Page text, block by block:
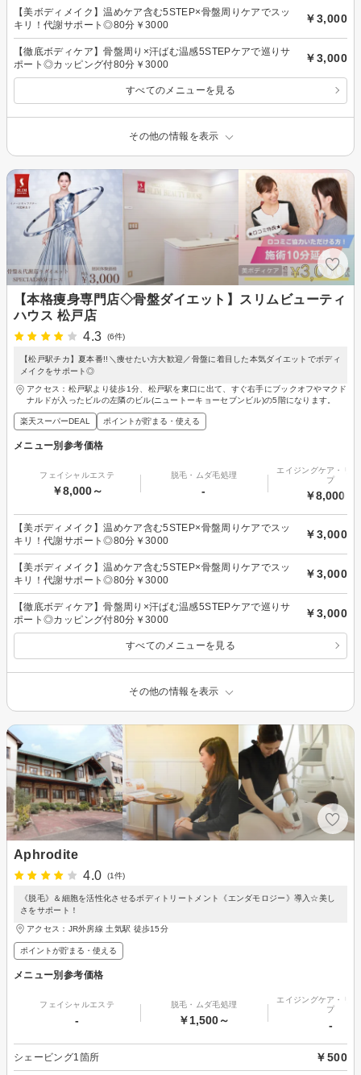
【美ボディメイク】温めケア含む5STEP×骨盤周りケアでスッ
キリ！代謝サポート◎80分￥3000
￥3,000
【徹底ボディケア】骨盤周り×汗ばむ温感5STEPケアで巡りサ
ポート◎カッピング付80分￥3000
￥3,000
すべてのメニューを見る
その他の情報を表示
【本格痩身専門店◇骨盤ダイエット】スリムビューティ
ハウス 松戸店
4.3
(6件)
【松戸駅チカ】夏本番!!＼痩せたい方大歓迎／骨盤に着目した本気ダイエットでボディ
メイクをサポート◎
アクセス：松戸駅より徒歩1分、松戸駅を東口に出て、すぐ右手にブックオフやマクド
ナルドが入ったビルの左隣のビル(ニュートーキョーセブンビル)の5階になります。
楽天スーパーDEAL ポイントが貯まる・使える
メニュー別参考価格
フェイシャルエステ
￥8,000～
脱毛・ムダ毛処理
-
エイジングケア・リ
プ
￥8,000～
【美ボディメイク】温めケア含む5STEP×骨盤周りケアでスッ
キリ！代謝サポート◎80分￥3000
￥3,000
【美ボディメイク】温めケア含む5STEP×骨盤周りケアでスッ
キリ！代謝サポート◎80分￥3000
￥3,000
【徹底ボディケア】骨盤周り×汗ばむ温感5STEPケアで巡りサ
ポート◎カッピング付80分￥3000
￥3,000
すべてのメニューを見る
その他の情報を表示
Aphrodite
4.0
(1件)
《脱毛》＆細胞を活性化させるボディトリートメント《エンダモロジー》導入☆美し
さをサポート！
アクセス：JR外房線 土気駅 徒歩15分
ポイントが貯まる・使える
メニュー別参考価格
フェイシャルエステ
-
脱毛・ムダ毛処理
￥1,500～
エイジングケア・リ
プ
-
シェービング1箇所 ￥500